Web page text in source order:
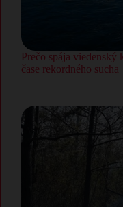
Prečo spája viedenský
čase rekordného sucha